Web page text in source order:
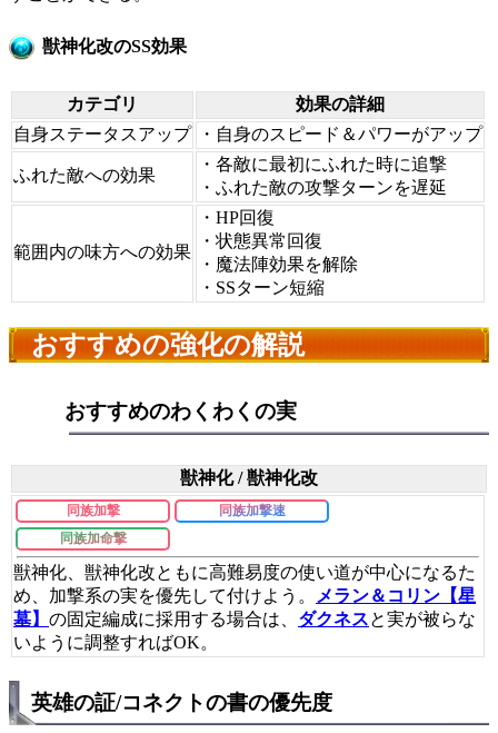
獣神化改のSS効果
カテゴリ
効果の詳細
自身ステータスアップ
・自身のスピード＆パワーがアップ
ふれた敵への効果
・各敵に最初にふれた時に追撃
・ふれた敵の攻撃ターンを遅延
範囲内の味方への効果
・HP回復
・状態異常回復
・魔法陣効果を解除
・SSターン短縮
おすすめの強化の解説
おすすめのわくわくの実
獣神化 / 獣神化改
同族加撃
同族加撃速
同族加命撃
獣神化、獣神化改ともに高難易度の使い道が中心になるた
め、加撃系の実を優先して付けよう。
メラン＆コリン【星
墓】 の固定編成に採用する場合は、 ダクネスと実が被らな
いように調整すればOK。
英雄の証/コネクトの書の優先度